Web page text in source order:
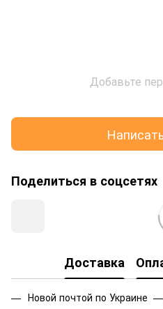
Добавьте
Поделиться в соцсетях
Доставка
Новой почтой по Украине —